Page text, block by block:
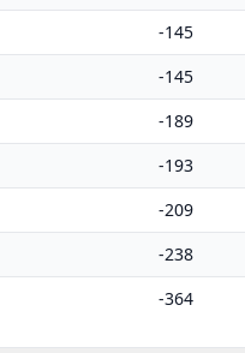
-145
-145
-189
-193
-209
-238
-364